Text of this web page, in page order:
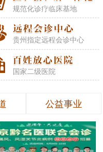
规范化诊疗临床基地
贵州指定远程会诊中心
国家二级医院
公益事业